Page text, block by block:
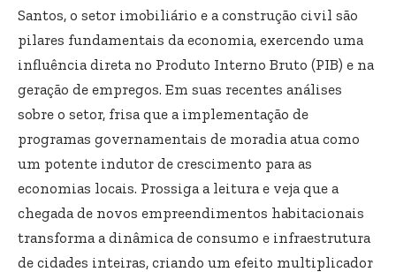
Santos, o setor imobiliário e a construção civil são
pilares fundamentais da economia, exercendo uma
influência direta no Produto Interno Bruto (PIB) e na
geração de empregos. Em suas recentes análises
sobre o setor, frisa que a implementação de
programas governamentais de moradia atua como
um potente indutor de crescimento para as
economias locais. Prossiga a leitura e veja que a
chegada de novos empreendimentos habitacionais
transforma a dinâmica de consumo e infraestrutura
de cidades inteiras, criando um efeito multiplicador